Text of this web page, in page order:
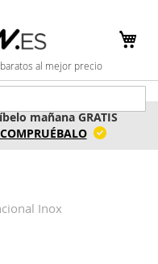
al mejor precio
mañana GRATIS
COMPRUÉBALO
Inox